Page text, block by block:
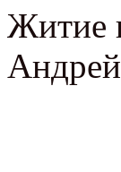
Житие